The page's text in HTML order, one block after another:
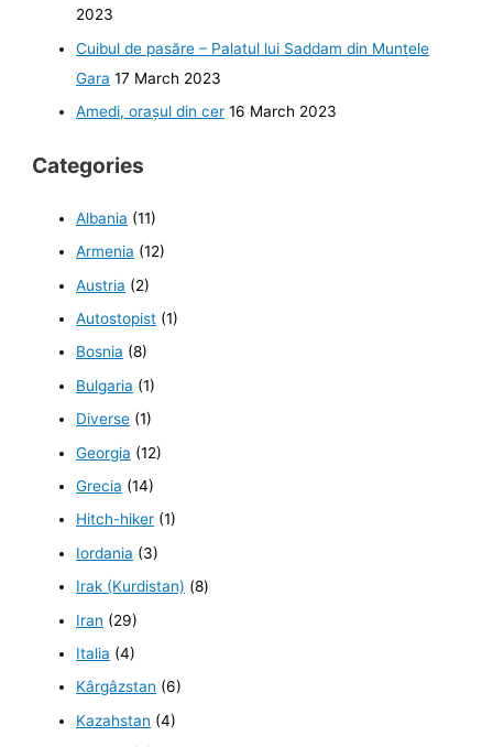
2023
Cuibul de pasăre – Palatul lui Saddam din Muntele
Gara 17 March 2023
Amedi, orașul din cer 16 March 2023
Categories
Albania (11)
Armenia (12)
Austria (2)
Autostopist (1)
Bosnia (8)
Bulgaria (1)
Diverse (1)
Georgia (12)
Grecia (14)
Hitch-hiker (1)
Iordania (3)
Irak (Kurdistan) (8)
Iran (29)
Italia (4)
Kârgâzstan (6)
Kazahstan (4)